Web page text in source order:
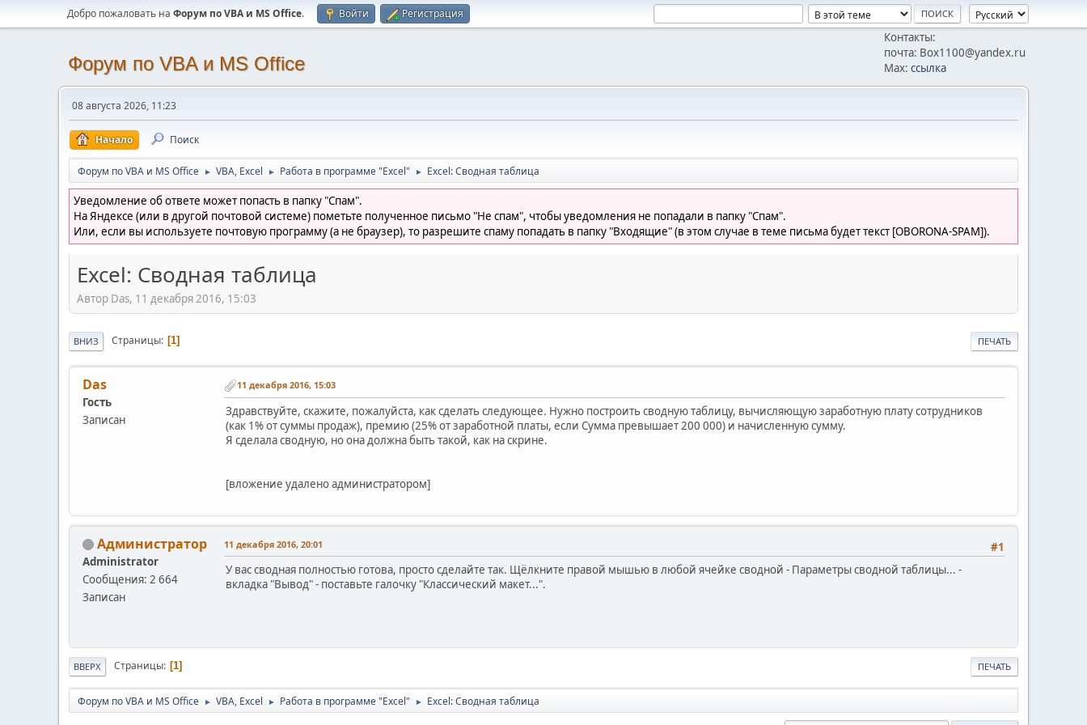
Добро пожаловать на Форум по VBA и MS Office. Войти Регистрация
Форум по VBA и MS Office
Контакты:
почта: Box1100@yandex.ru
Max: ссылка
08 августа 2026, 11:23
Начало Поиск
Форум по VBA и MS Office ► VBA, Excel ► Работа в программе "Excel" ► Excel: Сводная таблица
Уведомление об ответе может попасть в папку "Спам".
На Яндексе (или в другой почтовой системе) пометьте полученное письмо "Не спам", чтобы уведомления не попадали в папку "Спам".
Или, если вы используете почтовую программу (а не браузер), то разрешите спаму попадать в папку "Входящие" (в этом случае в теме письма будет текст [OBORONA-SPAM]).
Excel: Сводная таблица
Автор Das, 11 декабря 2016, 15:03
ПЕЧАТЬ
ВНИЗ Страницы 1
Das
Гость
Записан
11 декабря 2016, 15:03
Здравствуйте, скажите, пожалуйста, как сделать следующее. Нужно построить сводную таблицу, вычисляющую заработную плату сотрудников
(как 1% от суммы продаж), премию (25% от заработной платы, если Cумма превышает 200 000) и начисленную сумму.
Я сделала сводную, но она должна быть такой, как на скрине.
[вложение удалено администратором]
Администратор
Administrator
Сообщения: 2 664
Записан
#1
11 декабря 2016, 20:01
У вас сводная полностью готова, просто сделайте так. Щёлкните правой мышью в любой ячейке сводной - Параметры сводной таблицы... -
вкладка "Вывод" - поставьте галочку "Классический макет...".
ПЕЧАТЬ
ВВЕРХ Страницы 1
Форум по VBA и MS Office ► VBA, Excel ► Работа в программе "Excel" ► Excel: Сводная таблица